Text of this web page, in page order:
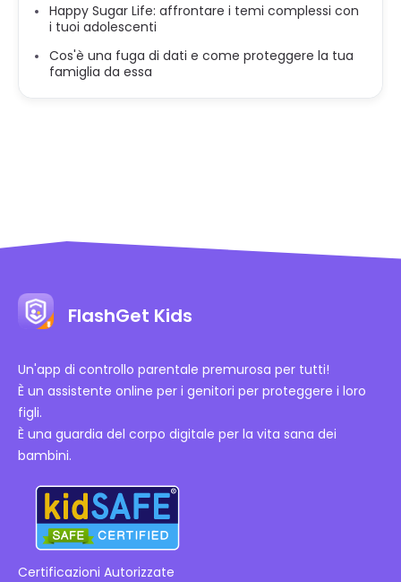
Happy Sugar Life: affrontare i temi complessi con
i tuoi adolescenti
Cos'è una fuga di dati e come proteggere la tua
famiglia da essa
FlashGet Kids
Un'app di controllo parentale premurosa per tutti!
È un assistente online per i genitori per proteggere i loro
figli.
È una guardia del corpo digitale per la vita sana dei
bambini.
Certificazioni Autorizzate